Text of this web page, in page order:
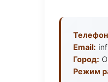
Email:
Город:
Режим